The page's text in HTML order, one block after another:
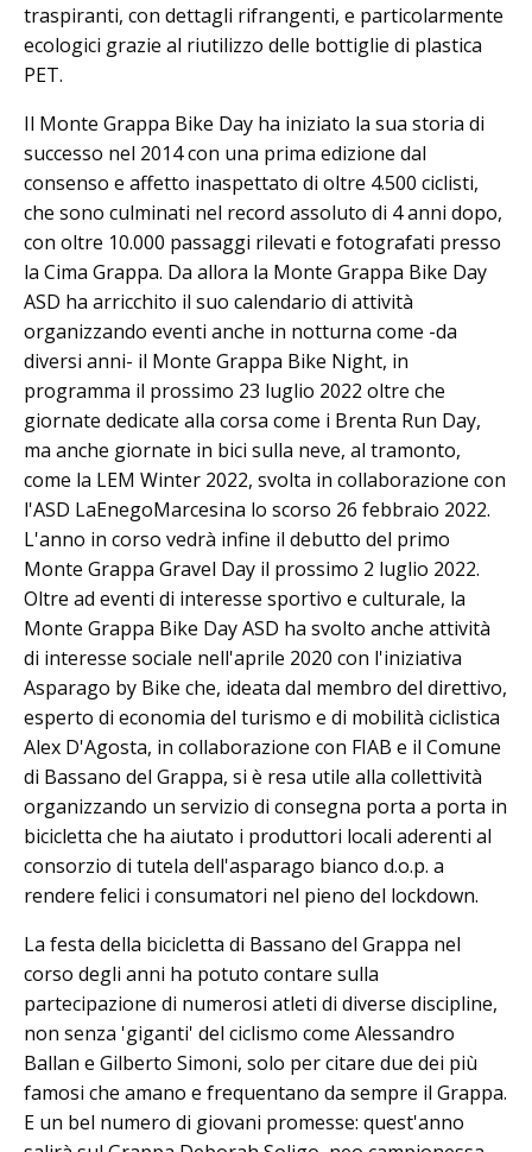
traspiranti, con dettagli rifrangenti, e particolarmente
ecologici grazie al riutilizzo delle bottiglie di plastica
PET.
Il Monte Grappa Bike Day ha iniziato la sua storia di
successo nel 2014 con una prima edizione dal
consenso e affetto inaspettato di oltre 4.500 ciclisti,
che sono culminati nel record assoluto di 4 anni dopo,
con oltre 10.000 passaggi rilevati e fotografati presso
la Cima Grappa. Da allora la Monte Grappa Bike Day
ASD ha arricchito il suo calendario di attività
organizzando eventi anche in notturna come -da
diversi anni- il Monte Grappa Bike Night, in
programma il prossimo 23 luglio 2022 oltre che
giornate dedicate alla corsa come i Brenta Run Day,
ma anche giornate in bici sulla neve, al tramonto,
come la LEM Winter 2022, svolta in collaborazione con
l'ASD LaEnegoMarcesina lo scorso 26 febbraio 2022.
L'anno in corso vedrà infine il debutto del primo
Monte Grappa Gravel Day il prossimo 2 luglio 2022.
Oltre ad eventi di interesse sportivo e culturale, la
Monte Grappa Bike Day ASD ha svolto anche attività
di interesse sociale nell'aprile 2020 con l'iniziativa
Asparago by Bike che, ideata dal membro del direttivo,
esperto di economia del turismo e di mobilità ciclistica
Alex D'Agosta, in collaborazione con FIAB e il Comune
di Bassano del Grappa, si è resa utile alla collettività
organizzando un servizio di consegna porta a porta in
bicicletta che ha aiutato i produttori locali aderenti al
consorzio di tutela dell'asparago bianco d.o.p. a
rendere felici i consumatori nel pieno del lockdown.
La festa della bicicletta di Bassano del Grappa nel
corso degli anni ha potuto contare sulla
partecipazione di numerosi atleti di diverse discipline,
non senza 'giganti' del ciclismo come Alessandro
Ballan e Gilberto Simoni, solo per citare due dei più
famosi che amano e frequentano da sempre il Grappa.
E un bel numero di giovani promesse: quest'anno